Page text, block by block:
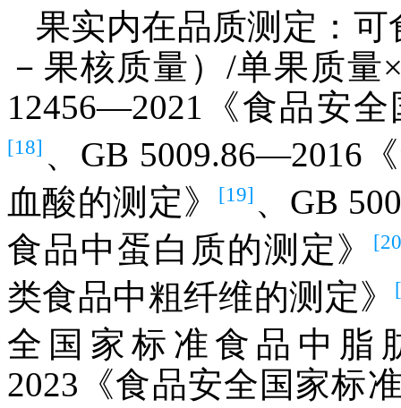
果实内在品质测定：
－果核质量）/单果质量
12456—2021《食品安
[18] 、GB 5009.86—2016
血酸的测定》
[19] 、GB
食品中蛋白质的测定》
类食品中粗纤维的测定》
全国家标准食品中脂
2023《食品安全国家标